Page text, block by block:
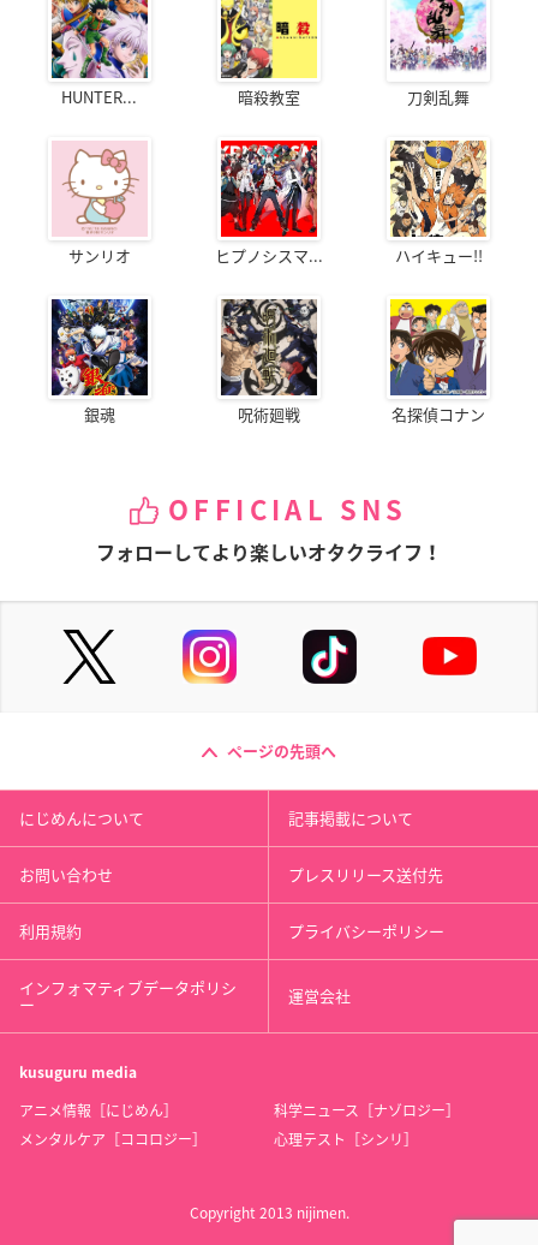
HUNTER... 暗殺教室 刀剣乱舞
サンリオ ヒプノシスマ... ハイキュー!!
銀魂 呪術廻戦 名探偵コナン
OFFICIAL SNS
フォローしてより楽しいオタクライフ！
ページの先頭へ
にじめんについて 記事掲載について
お問い合わせ プレスリリース送付先
利用規約 プライバシーポリシー
インフォマティブデータポリシ
ー 運営会社
kusuguru media
アニメ情報［にじめん］
科学ニュース［ナゾロジー］
メンタルケア［ココロジー］
心理テスト［シンリ］
Copyright 2013 nijimen.